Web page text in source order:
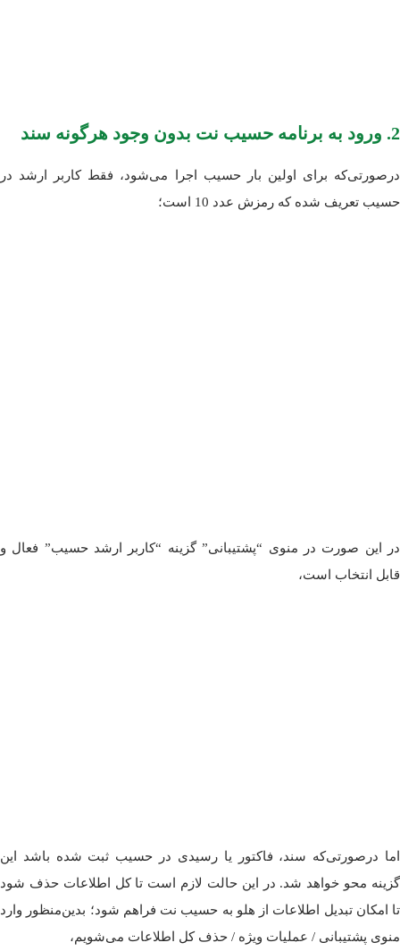
2. ورود به برنامه حسیب نت بدون وجود هرگونه سند
درصورتی‌که برای اولین بار حسیب اجرا می‌شود، فقط کاربر ارشد در
حسیب تعریف شده که رمزش عدد 10 است؛
در این صورت در منوی “پشتیبانی” گزینه “کاربر ارشد حسیب” فعال و
قابل انتخاب است،
اما درصورتی‌که سند، فاکتور یا رسیدی در حسیب ثبت شده باشد این
گزینه محو خواهد شد. در این حالت لازم است تا کل اطلاعات حذف شود
تا امکان تبدیل اطلاعات از هلو به حسیب نت فراهم شود؛ بدین‌منظور وارد
منوی پشتیبانی / عملیات ویژه / حذف کل اطلاعات می‌شویم،